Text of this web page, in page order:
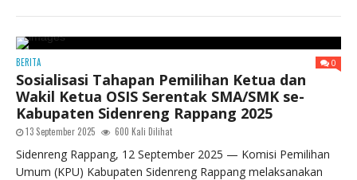
BERITA 0
Sosialisasi Tahapan Pemilihan Ketua dan
Wakil Ketua OSIS Serentak SMA/SMK se-
Kabupaten Sidenreng Rappang 2025
13 September 2025 600 Kali Dilihat
Sidenreng Rappang, 12 September 2025 — Komisi Pemilihan
Umum (KPU) Kabupaten Sidenreng Rappang melaksanakan